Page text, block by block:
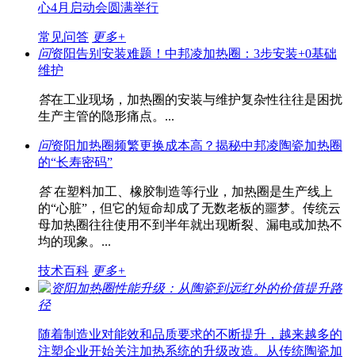
心4月启动会圆满举行
常见问答 更多+
问资阳告别安装难题！中邦凌加热圈：3步安装+0基础
维护
答在工业现场，加热圈的安装与维护复杂性往往是困扰
生产主管的隐形痛点。...
问资阳加热圈频繁更换成本高？揭秘中邦凌陶瓷加热圈
的“长寿密码”
答在塑料加工、橡胶制造等行业，加热圈是生产线上
的“心脏”，但它的短命却成了无数老板的噩梦。传统云
母加热圈往往使用不到半年就出现断裂、漏电或加热不
均的现象。...
技术百科 更多+
资阳加热圈性能升级：从陶瓷到远红外的价值提升路
径
随着制造业对能效和品质要求的不断提升，越来越多的
注塑企业开始关注加热系统的升级改造。从传统陶瓷加